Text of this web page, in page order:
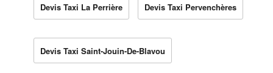
Devis Taxi La Perrière Devis Taxi Pervenchères
Devis Taxi Saint-Jouin-De-Blavou